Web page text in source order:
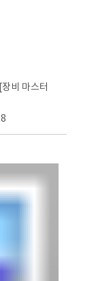
비 마스터